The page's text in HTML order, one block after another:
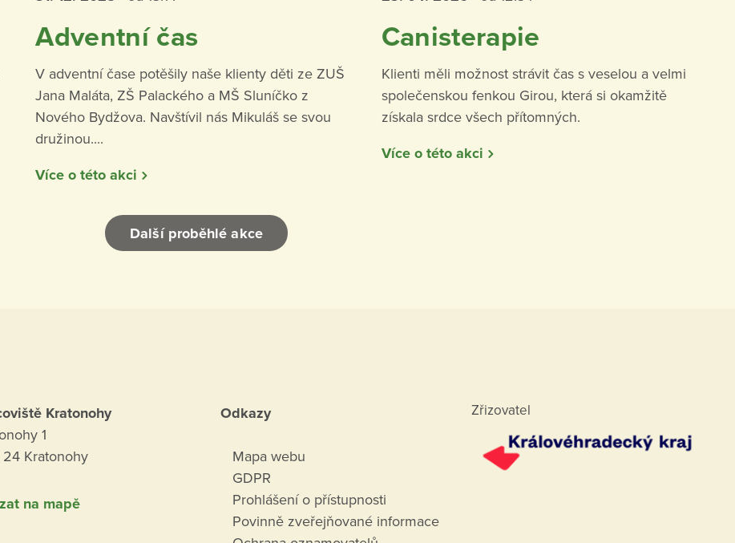
Adventní čas
V adventní čase potěšily naše klienty děti ze ZUŠ
Jana Maláta, ZŠ Palackého a MŠ Sluníčko z
Nového Bydžova. Navštívil nás Mikuláš se svou
družinou....
Více o této akci
Canisterapie
Klienti měli možnost strávit čas s veselou a velmi
společenskou fenkou Girou, která si okamžitě
získala srdce všech přítomných.
Více o této akci
Další proběhlé akce
Kratonohy
1
Kratonohy
na mapě
Odkazy
Mapa webu
GDPR
Prohlášení o přístupnosti
Povinně zveřejňované informace
Zřizovatel